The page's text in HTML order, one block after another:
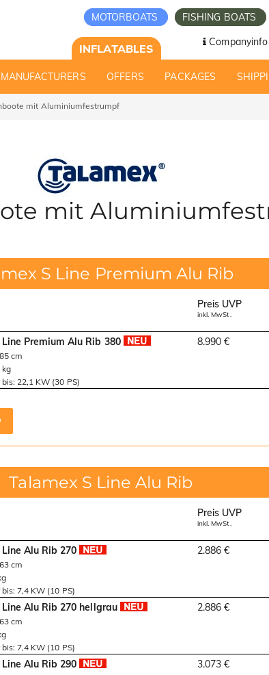
MOTORBOATS FISHING BOATS
INFLATABLES Companyinfo
MANUFACTURERS OFFERS PACKAGES
mit Aluminiumfestrumpf
mit
S Line Premium Alu Rib
Preis UVP
inkl. MwSt.
Premium Alu Rib 380
cm
kg
22,1 KW (30 PS)
8.990 €
Talamex S Line Alu Rib
Preis UVP
inkl. MwSt.
Alu Rib 270
cm
7,4 KW (10 PS)
2.886 €
Alu Rib 270 hellgrau
cm
7,4 KW (10 PS)
2.886 €
Alu Rib 290 3.073 €